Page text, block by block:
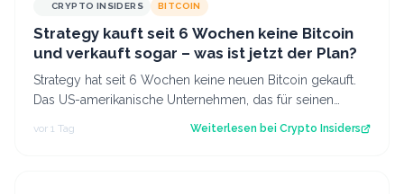
CRYPTO INSIDERS BITCOIN
Strategy kauft seit 6 Wochen keine Bitcoin
und verkauft sogar – was ist jetzt der Plan?
Strategy hat seit 6 Wochen keine neuen Bitcoin gekauft.
Das US-amerikanische Unternehmen, das für seinen
enormen Bitcoin-Bestand bekannt ist…
vor 1 Tag Weiterlesen bei Crypto Insiders